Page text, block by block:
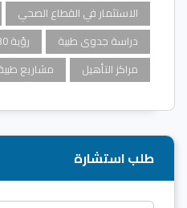
الاستثمار في القطاع الصحي
دراسة جدوى طبية
رؤية 2030
مراكز التأهيل
مشاريع طبية
طلب استشارة